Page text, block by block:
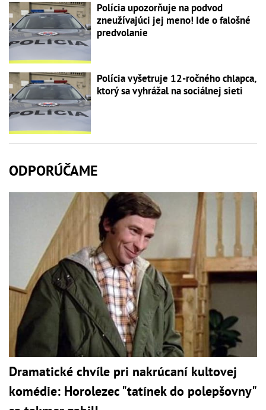
Polícia upozorňuje na podvod
zneužívajúci jej meno! Ide o falošné
predvolanie
Polícia vyšetruje 12-ročného chlapca,
ktorý sa vyhrážal na sociálnej sieti
ODPORÚČAME
Dramatické chvíle pri nakrúcaní kultovej
komédie: Horolezec "tatínek do polepšovny"